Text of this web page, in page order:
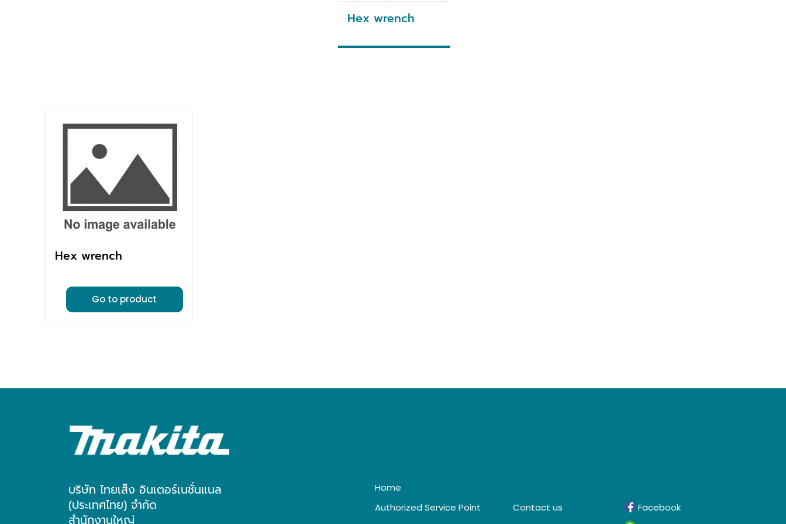
Hex wrench
Hex wrench
Go to product
บริษัท ไทยเส็ง อินเตอร์เนชั่นแนล
(ประเทศไทย) จำกัด
สำนักงานใหญ่
Home
Authorized Service Point
Contact us
Facebook